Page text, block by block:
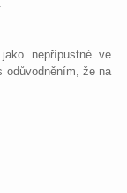
nepřípustné ve
odůvodněním, že na